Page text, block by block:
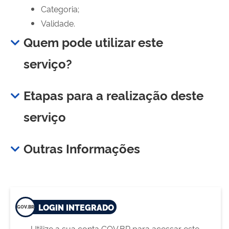
Categoria;
Validade.
Quem pode utilizar este
serviço?
Etapas para a realização deste
serviço
Outras Informações
LOGIN INTEGRADO